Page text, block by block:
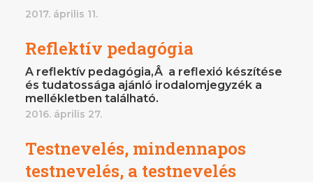
2017. április 11.
Reflektív pedagógia
A reflektív pedagógia,Â a reflexió készítése
és tudatossága ajánló irodalomjegyzék a
mellékletben található.
2016. április 27.
Testnevelés, mindennapos
testnevelés, a testnevelés